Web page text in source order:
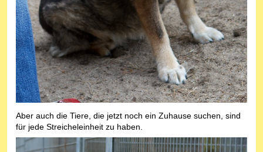
Aber auch die Tiere, die jetzt noch ein Zuhause suchen, sind
für jede Streicheleinheit zu haben.